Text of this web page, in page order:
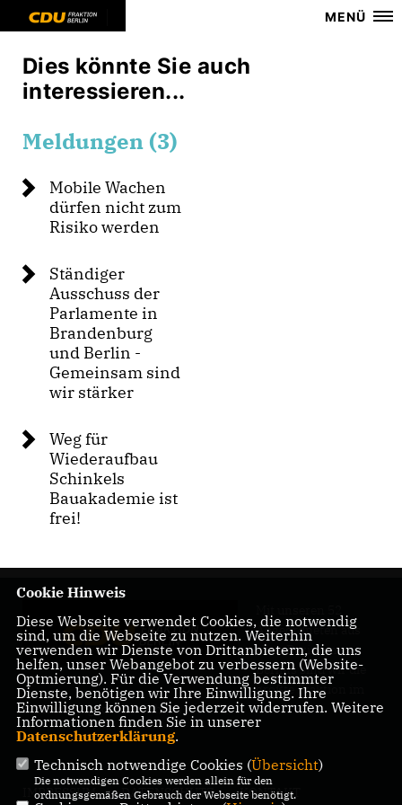
MENÜ
Dies könnte Sie auch
interessieren...
Meldungen (3)
Mobile Wachen
dürfen nicht zum
Risiko werden
Ständiger
Ausschuss der
Parlamente in
Brandenburg
und Berlin -
Gemeinsam sind
wir stärker
Weg für
Wiederaufbau
Schinkels
Bauakademie ist
frei!
Abgeordneten aus
allen Bezirken
Berlins sind wir die
größte Fraktion im
Berliner Abgeordnetenhaus.
IMPRESSUM DATENSCHUTZ KONTAKT
Cookie Hinweis
Diese Webseite verwendet Cookies, die notwendig
sind, um die Webseite zu nutzen. Weiterhin
verwenden wir Dienste von Drittanbietern, die uns
helfen, unser Webangebot zu verbessern (Website-
Optmierung). Für die Verwendung bestimmter
Dienste, benötigen wir Ihre Einwilligung. Ihre
Einwilligung können Sie jederzeit widerrufen. Weitere
Informationen finden Sie in unserer
Datenschutzerklärung.
Technisch notwendige Cookies (Übersicht)
Die notwendigen Cookies werden allein für den
ordnungsgemäßen Gebrauch der Webseite benötigt.